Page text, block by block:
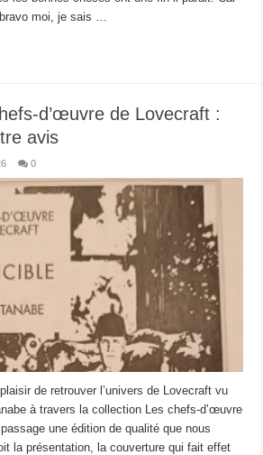
moi, je sais …
d’œuvre de Lovecraft :
avis
0
de retrouver l’univers de Lovecraft vu
à travers la collection Les chefs-d’œuvre
une édition de qualité que nous
la présentation, la couverture qui fait effet